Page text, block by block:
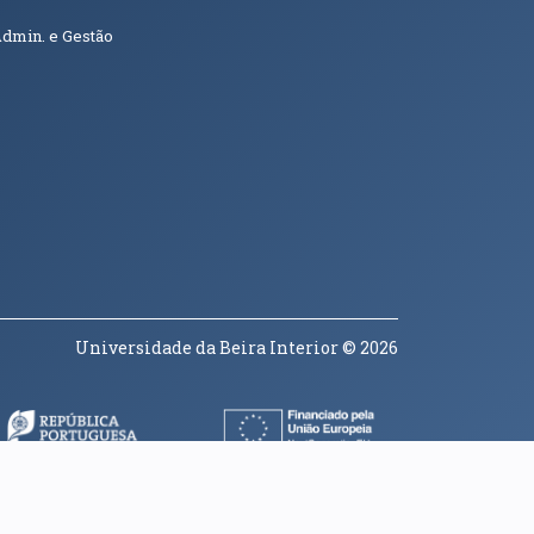
e Gestão
Universidade da Beira Interior© 2026
janela) (abre em nova janela)